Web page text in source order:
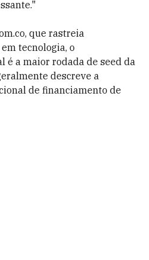
que rastreia
tecnologia, o
é a maior rodada de seed da
descreve a
de financiamento de